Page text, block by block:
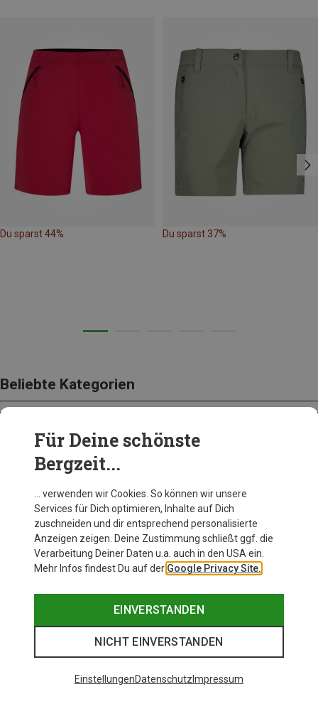
Du sparst 44% Du sparst 37%
Beliebte Kategorien
BEKLEIDUNG
Für Deine schönste
Bergzeit...
… verwenden wir Cookies. So können wir unsere
Services für Dich optimieren, Inhalte auf Dich
zuschneiden und dir entsprechend personalisierte
Anzeigen zeigen. Deine Zustimmung schließt ggf. die
Verarbeitung Deiner Daten u.a. auch in den USA ein.
Mehr Infos findest Du auf der Google Privacy Site.
EINVERSTANDEN
NICHT EINVERSTANDEN
EinstellungenDatenschutz Impressum